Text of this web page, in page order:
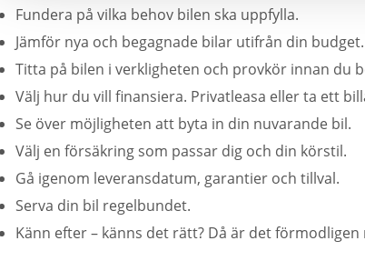
Fundera på vilka behov bilen ska uppfylla.
Jämför nya och begagnade bilar utifrån din budget.
Titta på bilen i verkligheten och provkör innan du
Välj hur du vill finansiera. Privatleasa eller ta ett
Se över möjligheten att byta in din nuvarande bil.
Välj en försäkring som passar dig och din körstil.
Gå igenom leveransdatum, garantier och tillval.
Serva din bil regelbundet.
Känn efter – känns det rätt? Då är det förmodligen